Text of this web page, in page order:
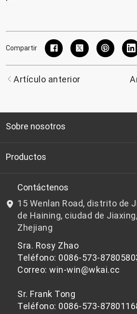
Compartir
Artículo anterior
Sobre nosotros
Quienes somos
I+D
Noticias y Eventos
política de privacidad
Productos
Chips de PET aptos para
Chips de PET que no son
Contáctenos
15 Wenlan Road, distrito de
de Haining, ciudad de
Zhejiang
Sra. Rosy Zhao
Teléfono: 0086-573-
Correo: win-win@wkai.cc
Sr. Frank Tong
Teléfono: 0086-573-